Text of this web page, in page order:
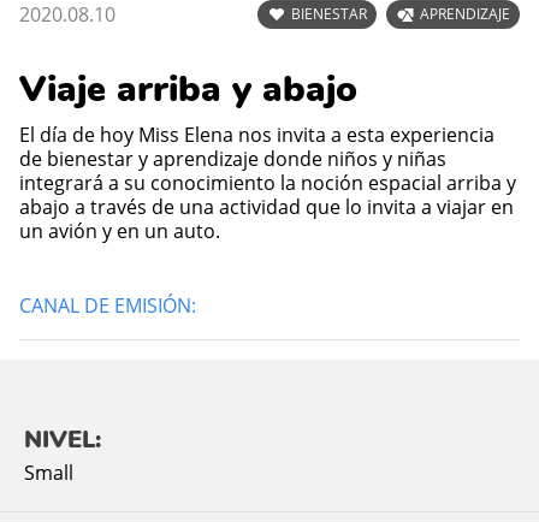
2020.08.10 BIENESTAR APRENDIZAJE
Viaje arriba y abajo
El día de hoy Miss Elena nos invita a esta experiencia
de bienestar y aprendizaje donde niños y niñas
integrará a su conocimiento la noción espacial arriba y
abajo a través de una actividad que lo invita a viajar en
un avión y en un auto.
CANAL DE EMISIÓN:
NIVEL:
Small